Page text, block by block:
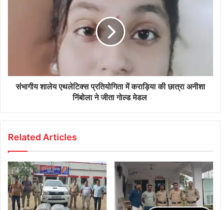
संभागीय शालेय एथलेटिक्स प्रतियोगिता में कराड़िया की छात्रा अनीशा
निंबोला ने जीता गोल्ड मेडल
Related Articles